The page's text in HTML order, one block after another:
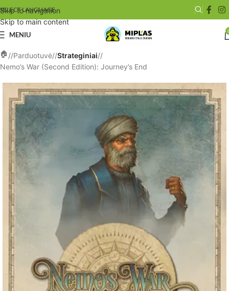
Skip to navigation
Skip to main content
SELECT LANGUAGE
MENIU
/ Parduotuvė/ Strateginiai/
Nemo’s War (Second Edition): Journey’s End